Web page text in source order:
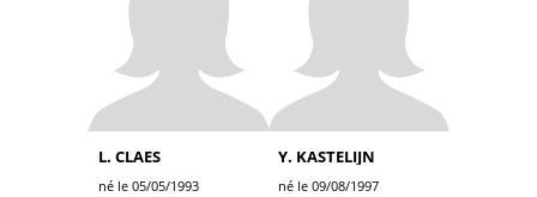
L. CLAES
né le 05/05/1993
Y. KASTELIJN
né le 09/08/1997